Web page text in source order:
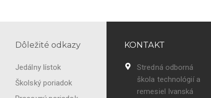
Dôležité odkazy
Jedálny lístok
Školský poriadok
KONTAKT
Stredná odborná
škola technológií a
remesiel Ivanská